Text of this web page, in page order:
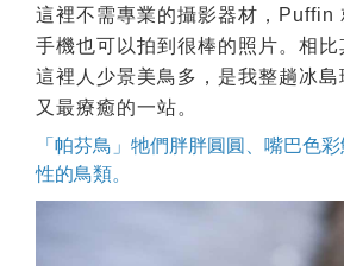
這裡不需專業的攝影器材，Puffin
手機也可以拍到很棒的照片。相比
這裡人少景美鳥多，是我整趟冰
又最療癒的一站。
「帕芬鳥」牠們胖胖圓圓、嘴巴色
性的鳥類。